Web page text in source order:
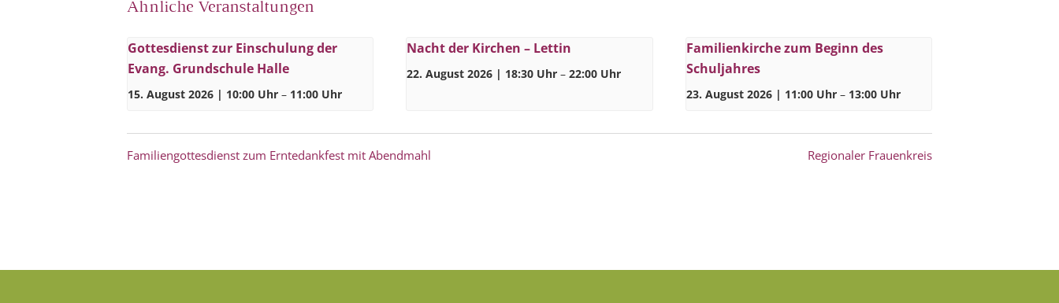
Ähnliche Veranstaltungen
Gottesdienst zur Einschulung der
Evang. Grundschule Halle
15. August 2026 | 10:00 Uhr – 11:00 Uhr
Nacht der Kirchen – Lettin
22. August 2026 | 18:30 Uhr – 22:00 Uhr
Familienkirche zum Beginn des
Schuljahres
23. August 2026 | 11:00 Uhr – 13:00 Uhr
Familiengottesdienst zum Erntedankfest mit Abendmahl Regionaler Frauenkreis